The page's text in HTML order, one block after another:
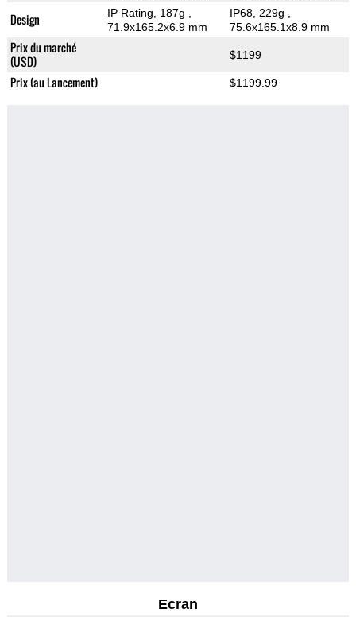
Design IP Rating, 187g
71.9x165.2x6.9 mm
IP68, 229g
75.6x165.1x8.9 mm
Prix du marché
(USD)
$1199
Prix (au Lancement) $1199.99
Ecran